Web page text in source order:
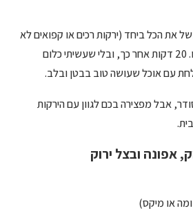
את הכל ביחד (ירקות רכים או קפואים לא
זקוקים לטיגון מקדים) וזהו. 20 דקות אחר כך, ובלי שעשיתי כלום
עם אוכל שעושה טוב בבטן ובלב.
אבל מפצירה בכם לגוון עם הירקות
אפונה ובצל ירוק